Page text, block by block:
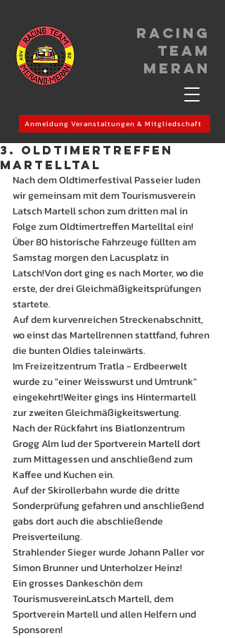
Racing
Team
meran
Anmeldung Veranstaltungen & Mitgliedschaft
3. Oldtimertreffen
Martelltal
Nach dem Oldtimerfestival Passeier luden
wir gemeinsam mit dem Tourismusverein
Latsch Martell schon zum dritten mal in
Folge zum Oldtimertreffen Martelltal ein!
Über 80 historische Fahrzeuge füllten am
Samstag morgen den Lacusplatz in
Latsch!Von dort ging es nach Morter, wo die
erste, der drei Gleichmäßigkeitsprüfungen
startete.
Auf dem kurvenreichen Streckenabschnitt,
wo einst das Martellrennen stattfand, fuhren
die bunten Oldies taleinwärts.
Im Freizeitzentrum Tratla - Erdbeerwelt
wurde zu "einer Weisswurst und Umtrunk"
eingekehrt!Weiter gings ins Hintermartell
zur zweiten Gleichmäßigkeitswertung.
Nach der Rückfahrt ins Biatlonzentrum
Grogg Alm lud der Sportverein Martell dort
zum Mittagessen und anschließend zum
Kaffee und Kuchen ein.
Auf der Skirollerbahn wurde die dritte
Sonderprüfung gefahren und anschließend
gabs dort auch die abschließende
Preisverteilung.
Strahlender Sieger wurde Johann Paller vor
Simon Brunner und Unterholzer Heinz!
Ein grosses Dankeschön dem
TourismusvereinLatsch Martell, dem
Sportverein Martell und allen Helfern und
Sponsoren!